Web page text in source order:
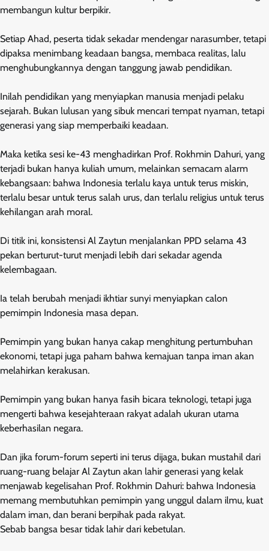
membangun kultur berpikir.
Setiap Ahad, peserta tidak sekadar mendengar narasumber, tetapi
dipaksa menimbang keadaan bangsa, membaca realitas, lalu
menghubungkannya dengan tanggung jawab pendidikan.
Inilah pendidikan yang menyiapkan manusia menjadi pelaku
sejarah. Bukan lulusan yang sibuk mencari tempat nyaman, tetapi
generasi yang siap memperbaiki keadaan.
Maka ketika sesi ke-43 menghadirkan Prof. Rokhmin Dahuri, yang
terjadi bukan hanya kuliah umum, melainkan semacam alarm
kebangsaan: bahwa Indonesia terlalu kaya untuk terus miskin,
terlalu besar untuk terus salah urus, dan terlalu religius untuk terus
kehilangan arah moral.
Di titik ini, konsistensi Al Zaytun menjalankan PPD selama 43
pekan berturut-turut menjadi lebih dari sekadar agenda
kelembagaan.
Ia telah berubah menjadi ikhtiar sunyi menyiapkan calon
pemimpin Indonesia masa depan.
Pemimpin yang bukan hanya cakap menghitung pertumbuhan
ekonomi, tetapi juga paham bahwa kemajuan tanpa iman akan
melahirkan kerakusan.
Pemimpin yang bukan hanya fasih bicara teknologi, tetapi juga
mengerti bahwa kesejahteraan rakyat adalah ukuran utama
keberhasilan negara.
Dan jika forum-forum seperti ini terus dijaga, bukan mustahil dari
ruang-ruang belajar Al Zaytun akan lahir generasi yang kelak
menjawab kegelisahan Prof. Rokhmin Dahuri: bahwa Indonesia
memang membutuhkan pemimpin yang unggul dalam ilmu, kuat
dalam iman, dan berani berpihak pada rakyat.
Sebab bangsa besar tidak lahir dari kebetulan.